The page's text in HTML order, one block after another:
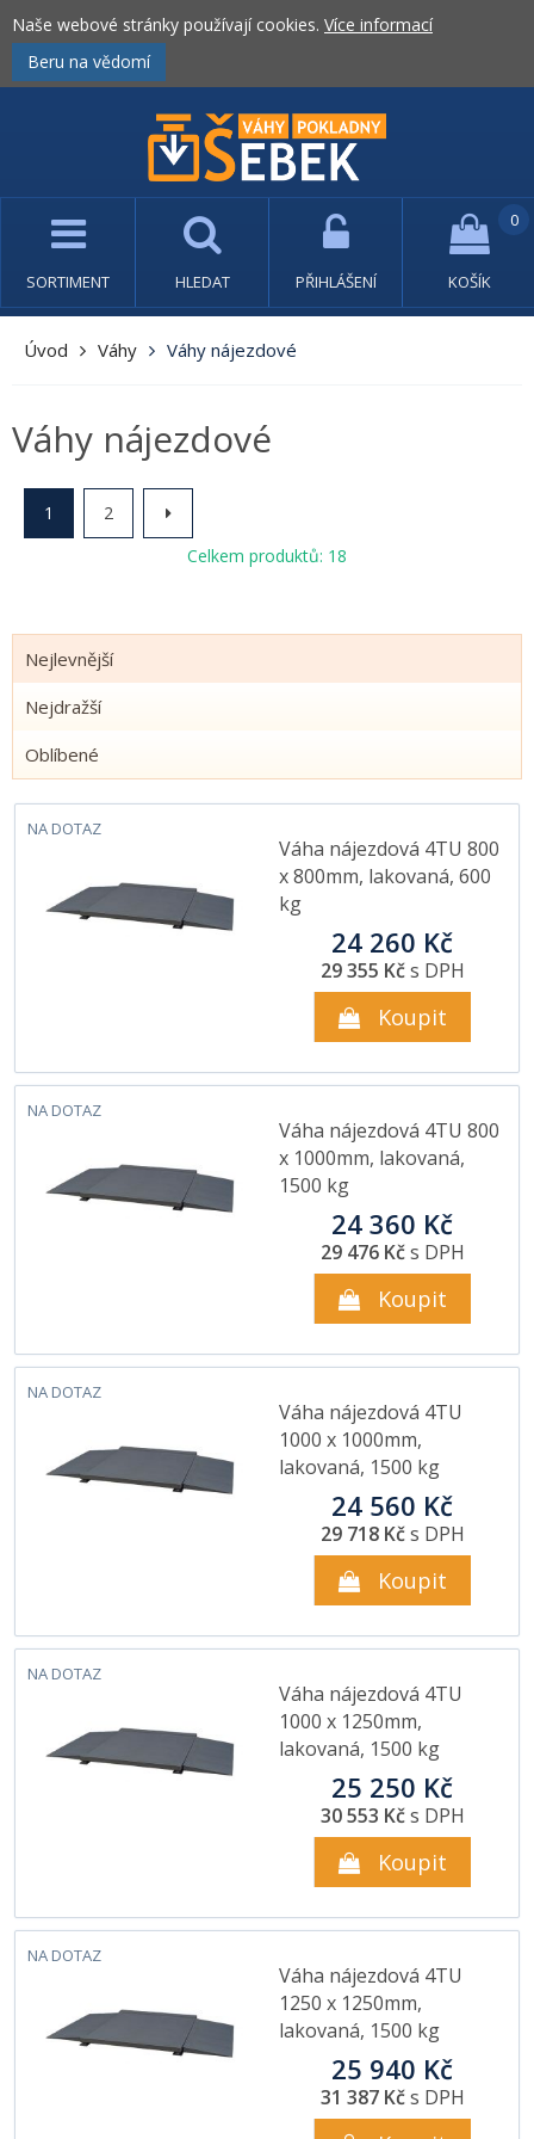
Naše webové stránky používají cookies. Více informací
Beru na vědomí
SORTIMENT HLEDAT PŘIHLÁŠENÍ KOŠÍK
0
Úvod Váhy Váhy nájezdové
Váhy nájezdové
1
2
Celkem produktů: 18
Nejlevnější
Nejdražší
Oblíbené
NA DOTAZ
Váha nájezdová 4TU 800
x 800mm, lakovaná, 600
kg
24 260 Kč
29 355 Kčs DPH
Koupit
NA DOTAZ
Váha nájezdová 4TU 800
x 1000mm, lakovaná,
1500 kg
24 360 Kč
29 476 Kčs DPH
Koupit
NA DOTAZ
Váha nájezdová 4TU
1000 x 1000mm,
lakovaná, 1500 kg
24 560 Kč
29 718 Kčs DPH
Koupit
NA DOTAZ
Váha nájezdová 4TU
1000 x 1250mm,
lakovaná, 1500 kg
25 250 Kč
30 553 Kčs DPH
Koupit
NA DOTAZ
Váha nájezdová 4TU
1250 x 1250mm,
lakovaná, 1500 kg
25 940 Kč
31 387 Kčs DPH